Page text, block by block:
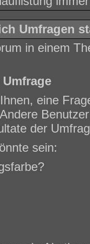
Umfragen
in einem
eine
der
sein: